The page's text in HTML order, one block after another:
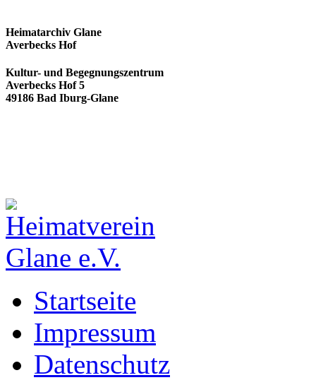
Heimatarchiv Glane
Averbecks Hof
Kultur- und Begegnungszentrum
Averbecks Hof 5
49186 Bad Iburg-Glane
Startseite
Impressum
Datenschutz